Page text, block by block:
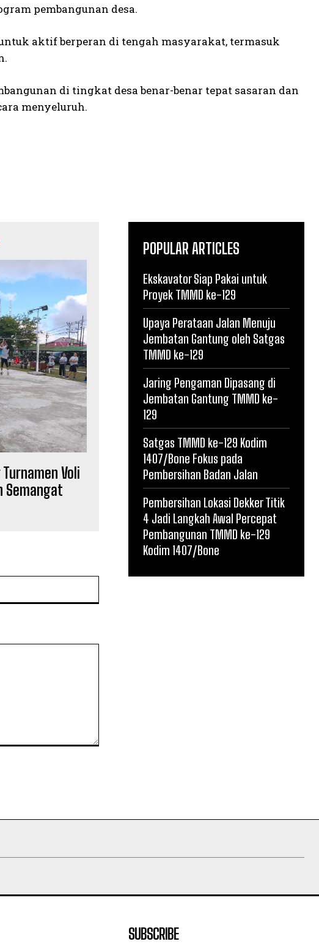
pembangunan desa.
aktif berperan di tengah masyarakat, termasuk
di tingkat desa benar-benar tepat sasaran dan
menyeluruh.
Voli
Semangat
POPULAR ARTICLES
Ekskavator Siap Pakai untuk
Proyek TMMD ke-129
Upaya Perataan Jalan Menuju
Jembatan Gantung oleh Satgas
TMMD ke-129
Jaring Pengaman Dipasang di
Jembatan Gantung TMMD ke-
129
Satgas TMMD ke-129 Kodim
1407/Bone Fokus pada
Pembersihan Badan Jalan
Pembersihan Lokasi Dekker Titik
4 Jadi Langkah Awal Percepat
Pembangunan TMMD ke-129
Kodim 1407/Bone
SUBSCRIBE